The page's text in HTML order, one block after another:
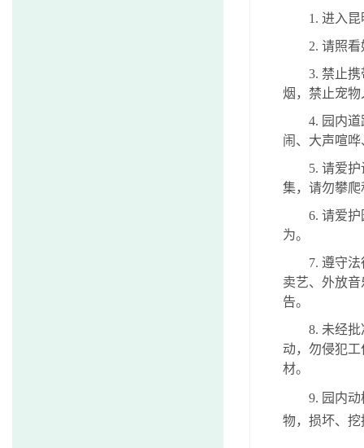
1. 进入昆
2. 请照看
3. 禁止
烟，禁止宠物
4. 园内
闹、大声喧
5. 请爱护
集，请勿攀
6. 请爱护
为。
7. 遵守法
卖艺、外放
告。
8. 未经
动，勿侵犯
材。
9. 园内
物，损坏、